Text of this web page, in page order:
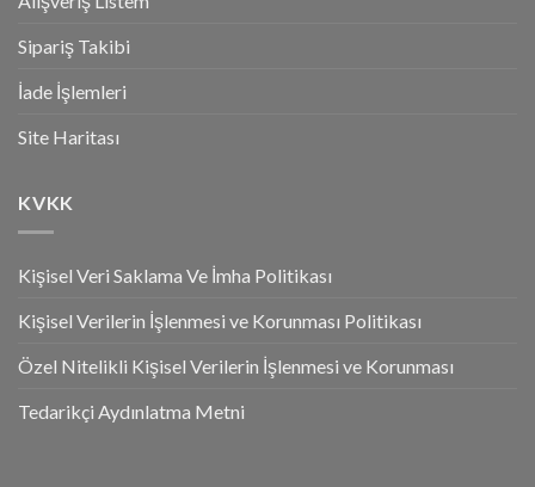
Sipariş Takibi
İade İşlemleri
Site Haritası
KVKK
Kişisel Veri Saklama Ve İmha Politikası
Kişisel Verilerin İşlenmesi ve Korunması Politikası
Özel Nitelikli Kişisel Verilerin İşlenmesi ve Korunması
Tedarikçi Aydınlatma Metni